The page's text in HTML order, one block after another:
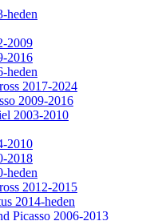
heden
2009
2016
heden
2017-2024
2009-2016
2003-2010
2010
2018
heden
2012-2015
2014-heden
Picasso 2006-2013